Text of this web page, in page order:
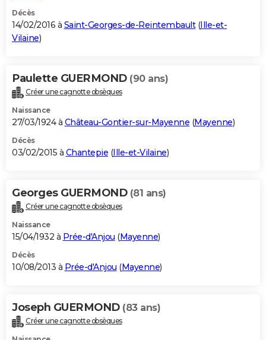
Décès
14/02/2016 à Saint-Georges-de-Reintembault(Ille-et-
Vilaine)
Paulette GUERMOND (90 ans)
Créer une cagnotte obsèques
Naissance
27/03/1924 à Château-Gontier-sur-Mayenne (Mayenne)
Décès
03/02/2015 à Chantepie (Ille-et-Vilaine)
Georges GUERMOND (81 ans)
Créer une cagnotte obsèques
Naissance
15/04/1932 à Prée-d'Anjou (Mayenne)
Décès
10/08/2013 à Prée-d'Anjou (Mayenne)
Joseph GUERMOND (83 ans)
Créer une cagnotte obsèques